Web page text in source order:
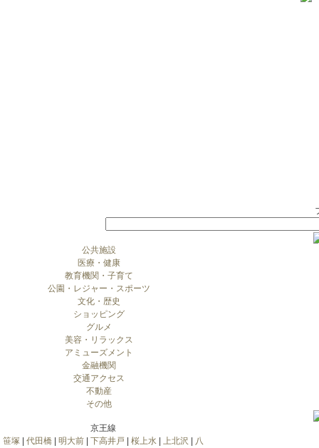
公共施設
医療・健康
教育機関・子育て
公園・レジャー・スポーツ
文化・歴史
ショッピング
グルメ
美容・リラックス
アミューズメント
金融機関
交通アクセス
不動産
その他
京王線
笹塚
代田橋 明大前 下高井戸 桜上水 上北沢
八